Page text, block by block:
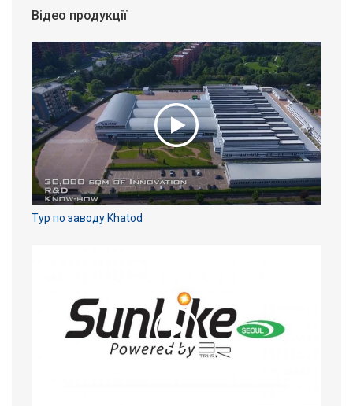
Відео продукції
Тур по заводу Khatod